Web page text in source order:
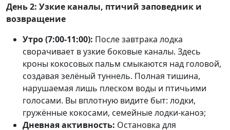
День 2: Узкие каналы, птичий заповедник и
возвращение
Утро (7:00-11:00): После завтрака лодка
сворачивает в узкие боковые каналы. Здесь
кроны кокосовых пальм смыкаются над головой,
создавая зелёный туннель. Полная тишина,
нарушаемая лишь плеском воды и птичьими
голосами. Вы вплотную видите быт: лодки,
гружённые кокосами, семейные лодки-каноэ;
Дневная активность: Остановка для